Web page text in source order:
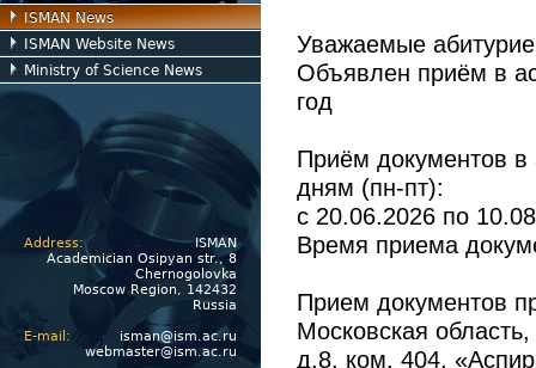
ISMAN News
ISMAN Website News
Ministry of Science News
Address:
ISMAN
Academician Osipyan str., 8
Chernogolovka
Moscow Region, 142432
Russia
E-mail:
isman@ism.ac.ru
webmaster@ism.ac.ru
Уважаемые
Объявлен приём в
год
Приём документов в
дням (пн-пт):
с 20.06.2026 по
Время приема
Прием документов
Московская
д.8, ком. 404,